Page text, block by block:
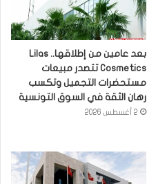
بعد عامين من إطلاقها.. Lilas
Cosmetics تتصدر مبيعات
مستحضرات التجميل وتكسب
رهان الثقة في السوق التونسية
2 أغسطس 2026